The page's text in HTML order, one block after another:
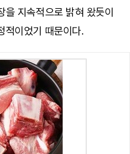
지속적으로 밝혀 왔듯이
적이었기 때문이다.